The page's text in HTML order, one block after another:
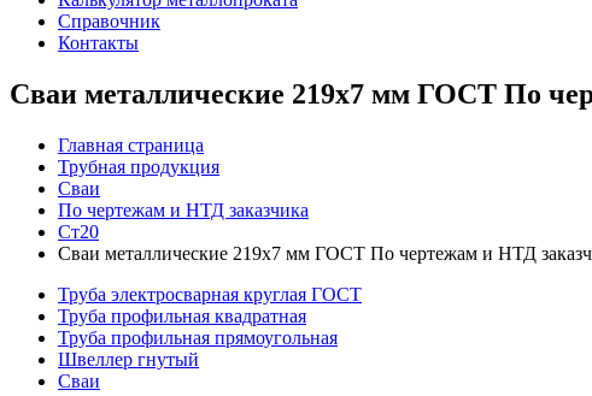
Справочник
Контакты
Сваи металлические 219x7 мм ГОСТ По
Главная страница
Трубная продукция
Сваи
По чертежам и НТД заказчика
Ст20
Сваи металлические 219x7 мм ГОСТ По чертежам и НТД
Труба электросварная круглая ГОСТ
Труба профильная квадратная
Труба профильная прямоугольная
Швеллер гнутый
Сваи